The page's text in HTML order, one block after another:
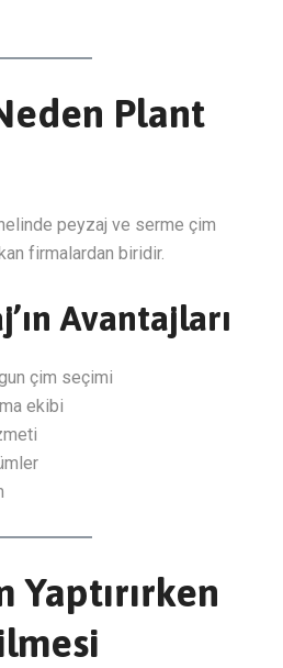
Plant
peyzaj ve serme çim
firmalardan biridir.
Avantajları
çim seçimi
ekibi
Yaptırırken